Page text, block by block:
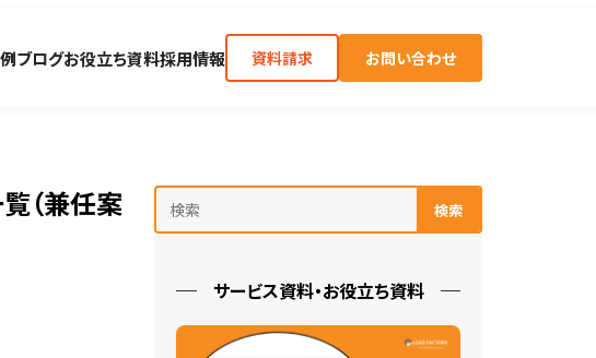
ブログお役立ち資料採用情報 資料請求 お問い合わせ
（兼任案
検索
サービス資料・お役立ち資料